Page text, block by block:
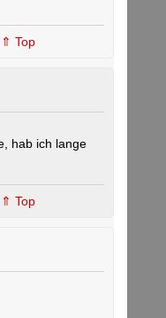
⇑ Top
hab ich lange
⇑ Top